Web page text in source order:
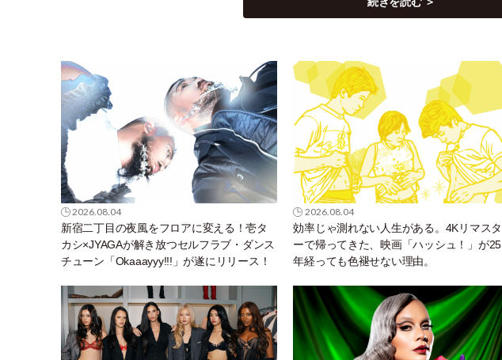
2026.08.04
新宿二丁目の夜風をフロアに変える！壱タ
カシ×JYAGAが解き放つセルフラブ・ダンス
チューン「Okaaayyy!!!」が遂にリリース！
2026.08.04
効率じゃ測れない人生がある。4Kリマスタ
ーで帰ってきた、映画「ハッシュ！」が25
年経っても色褪せない理由。